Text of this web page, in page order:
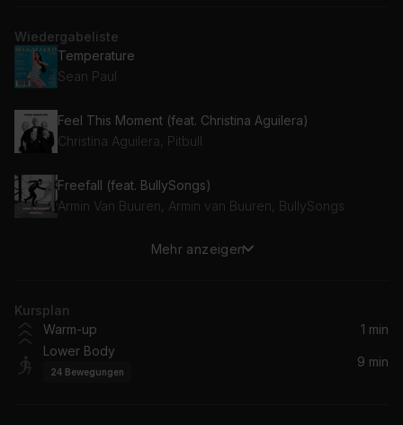
Wiedergabeliste
Temperature
Sean Paul
Feel This Moment (feat. Christina Aguilera)
Christina Aguilera, Pitbull
Freefall (feat. BullySongs)
Armin Van Buuren, Armin van Buuren, BullySongs
Wildest Dreams (Taylor's Version)
Mehr anzeigen
Kursplan
Warm-up
1 min
Lower Body
24 Bewegungen
9 min